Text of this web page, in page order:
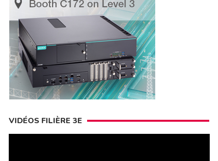
VIDÉOS FILIÈRE 3E